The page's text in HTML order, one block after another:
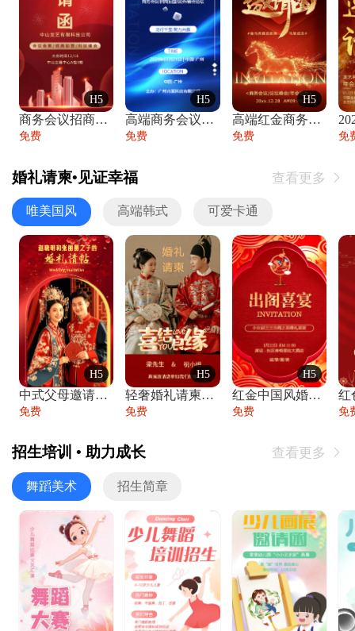
H5
商务会议招商展会科技峰会邀请函年会邀请
免费
H5
高端商务会议招商加盟展会峰会论坛邀请函
免费
H5
高端红金商务会议年会年终盛典答谢邀请函
免费 免
婚礼请柬•见证幸福 查看更多 
唯美国风 高端韩式 可爱卡通
H5
中式父母邀请函婚礼结婚请柬请贴父母邀请方
免费
H5
轻奢婚礼请柬婚礼邀请函结婚照请帖
免费
H5
红金中国风婚礼请柬出阁喜宴嫁女请帖出阁宴
免费 免
招生培训 • 助力成长 查看更多 
舞蹈美术 招生简章